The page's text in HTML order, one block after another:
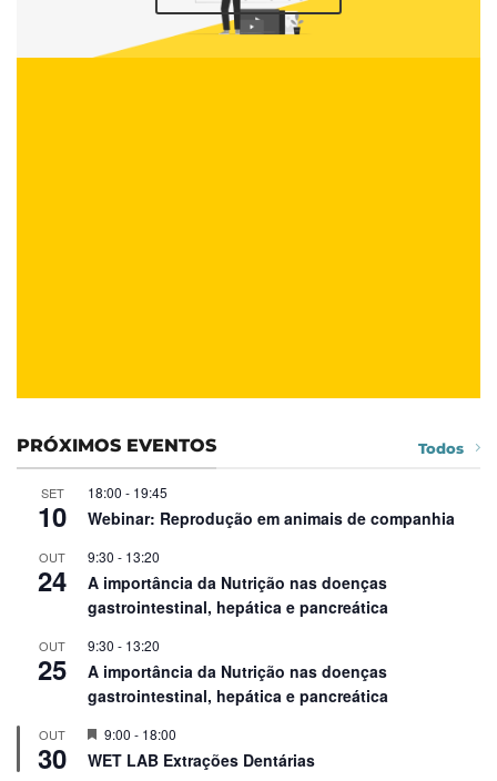
PRÓXIMOS EVENTOS Todos
SET
10
18:00 - 19:45
Webinar: Reprodução em animais de companhia
OUT
24
9:30 - 13:20
A importância da Nutrição nas doenças
gastrointestinal, hepática e pancreática
OUT
25
9:30 - 13:20
A importância da Nutrição nas doenças
gastrointestinal, hepática e pancreática
OUT
30
Em
Destaque!
9:00 - 18:00
WET LAB Extrações Dentárias